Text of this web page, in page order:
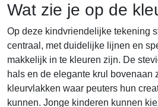
Wat zie je op de
Op deze kindvriendelijke tekening
centraal, met duidelijke lijnen en
makkelijk in te kleuren zijn. De
hals en de elegante krul bovenaan
kleurvlakken waar peuters hun
kunnen. Jonge kinderen kunnen